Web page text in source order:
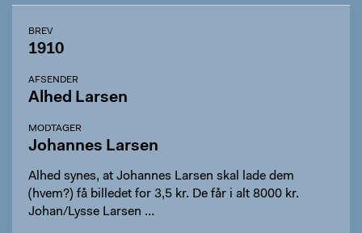
BREV
1910
AFSENDER
Alhed Larsen
MODTAGER
Johannes Larsen
Alhed synes, at Johannes Larsen skal lade dem
(hvem?) få billedet for 3,5 kr. De får i alt 8000 kr.
Johan/Lysse Larsen …